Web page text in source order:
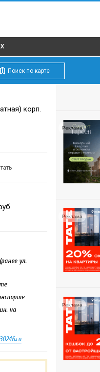
Поиск по карте
корп.
ул.
на
Реклама
Реклама
Реклама